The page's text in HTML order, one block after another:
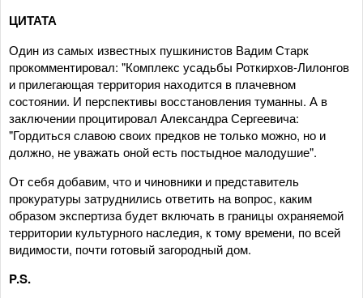
ЦИТАТА
Один из самых известных пушкинистов Вадим Старк
прокомментировал: "Комплекс усадьбы Роткирхов-Лилонгов
и прилегающая территория находится в плачевном
состоянии. И перспективы восстановления туманны. А в
заключении процитировал Александра Сергеевича:
"Гордиться славою своих предков не только можно, но и
должно, не уважать оной есть постыдное малодушие".
От себя добавим, что и чиновники и представитель
прокуратуры затруднились ответить на вопрос, каким
образом экспертиза будет включать в границы охраняемой
территории культурного наследия, к тому времени, по всей
видимости, почти готовый загородный дом.
P.S.